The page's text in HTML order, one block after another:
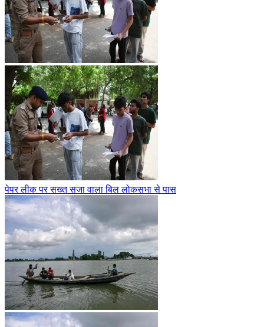
पेपर लीक पर सख्त सजा वाला बिल लोकसभा से पास